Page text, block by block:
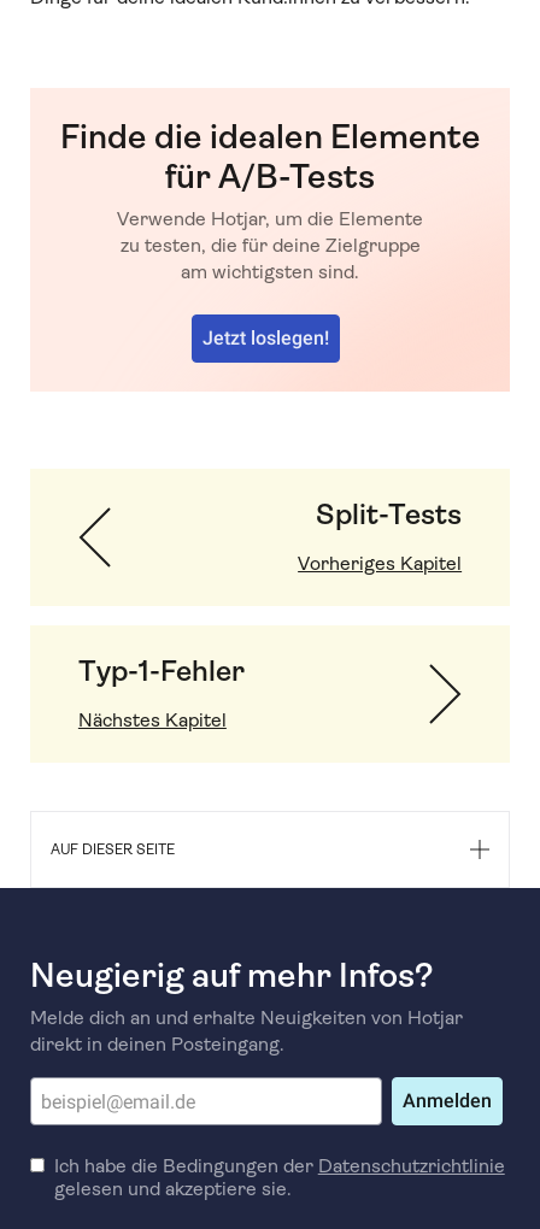
Finde die idealen Elemente
für A/B-Tests
Verwende Hotjar, um die Elemente
zu testen, die für deine Zielgruppe
am wichtigsten sind.
Jetzt loslegen!
Split-Tests
Vorheriges Kapitel
Typ-1-Fehler
Nächstes Kapitel
AUF DIESER SEITE
Neugierig auf mehr Infos?
Melde dich an und erhalte Neuigkeiten von Hotjar
direkt in deinen Posteingang.
Anmelden
Ich habe die Bedingungen der Datenschutzrichtlinie
gelesen und akzeptiere sie.